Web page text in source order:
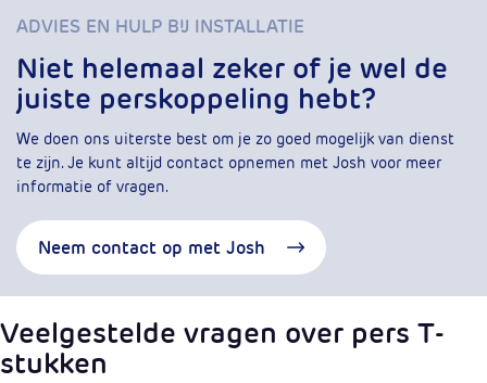
ADVIES EN HULP BIJ INSTALLATIE
Niet helemaal zeker of je wel de
juiste perskoppeling hebt?
We doen ons uiterste best om je zo goed mogelijk van dienst
te zijn. Je kunt altijd contact opnemen met Josh voor meer
informatie of vragen.
Neem contact op met Josh
Veelgestelde vragen over pers T-
stukken